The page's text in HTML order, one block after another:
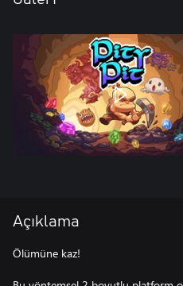
Açıklama
Ölümüne kaz!